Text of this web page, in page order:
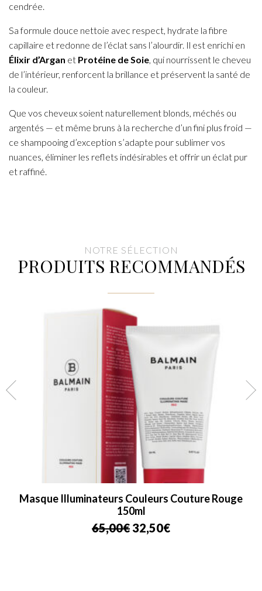
cendrée.
Sa formule douce nettoie avec respect, hydrate la fibre
capillaire et redonne de l’éclat sans l’alourdir. Il est enrichi en
Élixir d’Argan et Protéine de Soie, qui nourrissent le cheveu
de l’intérieur, renforcent la brillance et préservent la santé de
la couleur.
Que vos cheveux soient naturellement blonds, méchés ou
argentés — et même bruns à la recherche d’un fini plus froid —
ce shampooing d’exception s’adapte pour sublimer vos
nuances, éliminer les reflets indésirables et offrir un éclat pur
et raffiné.
NOTRE SÉLECTION
PRODUITS RECOMMANDÉS
Masque Illuminateurs Couleurs Couture Rouge
150ml
65,00€ Le
prix
32,50€Le